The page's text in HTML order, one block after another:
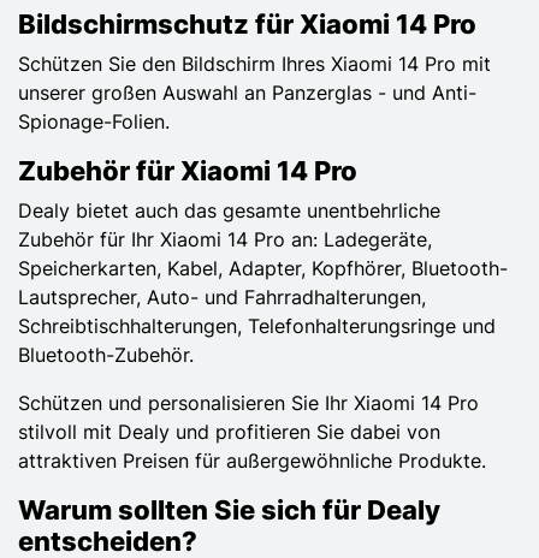
Bildschirmschutz für Xiaomi 14 Pro
Schützen Sie den Bildschirm Ihres Xiaomi 14 Pro mit
unserer großen Auswahl an Panzerglas - und Anti-
Spionage-Folien.
Zubehör für Xiaomi 14 Pro
Dealy bietet auch das gesamte unentbehrliche
Zubehör für Ihr Xiaomi 14 Pro an: Ladegeräte,
Speicherkarten, Kabel, Adapter, Kopfhörer, Bluetooth-
Lautsprecher, Auto- und Fahrradhalterungen,
Schreibtischhalterungen, Telefonhalterungsringe und
Bluetooth-Zubehör.
Schützen und personalisieren Sie Ihr Xiaomi 14 Pro
stilvoll mit Dealy und profitieren Sie dabei von
attraktiven Preisen für außergewöhnliche Produkte.
Warum sollten Sie sich für Dealy
entscheiden?